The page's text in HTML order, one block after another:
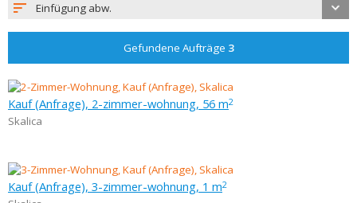
Einfügung abw.
Gefundene Aufträge 3
Kauf (Anfrage), 2-zimmer-wohnung, 56 m2
Skalica
Kauf (Anfrage), 3-zimmer-wohnung, 1 m2